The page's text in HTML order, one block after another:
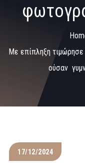
Με επίπληξη τιμώρησε
ούσαν
17/12/2024